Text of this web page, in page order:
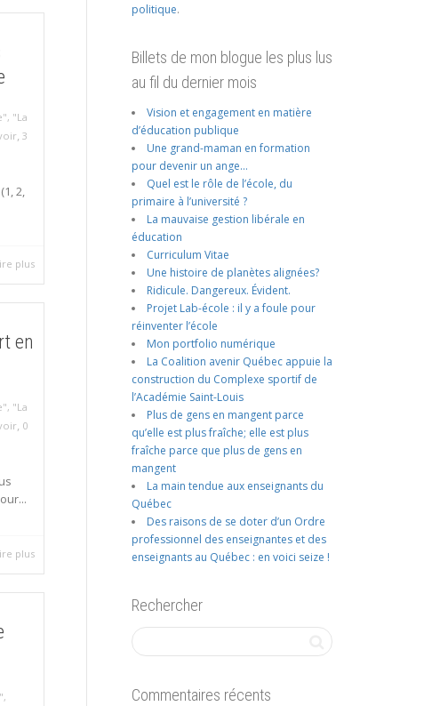
, "La
, 3
2,
plus
en
, "La
, 0
plus
,
politique.
Billets de mon blogue les plus lus
au fil du dernier mois
Vision et engagement en matière
d’éducation publique
Une grand-maman en formation
pour devenir un ange…
Quel est le rôle de l’école, du
primaire à l’université ?
La mauvaise gestion libérale en
éducation
Curriculum Vitae
Une histoire de planètes alignées?
Ridicule. Dangereux. Évident.
Projet Lab-école : il y a foule pour
réinventer l’école
Mon portfolio numérique
La Coalition avenir Québec appuie la
construction du Complexe sportif de
l’Académie Saint-Louis
Plus de gens en mangent parce
qu’elle est plus fraîche; elle est plus
fraîche parce que plus de gens en
mangent
La main tendue aux enseignants du
Québec
Des raisons de se doter d’un Ordre
professionnel des enseignantes et des
enseignants au Québec : en voici seize !
Rechercher
Commentaires récents